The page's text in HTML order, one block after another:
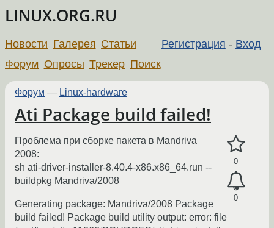
LINUX.ORG.RU
Регистрация - Вход
Новости Галерея Статьи
Форум Опросы Трекер Поиск
Форум — Linux-hardware
Ati Package build failed!
0
0
Проблема при сборке пакета в Mandriva
2008:
sh ati-driver-installer-8.40.4-x86.x86_64.run --
buildpkg Mandriva/2008
Generating package: Mandriva/2008 Package
build failed! Package build utility output: error: file